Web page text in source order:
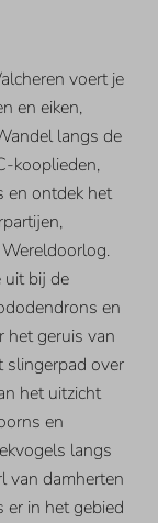
voert je
en eiken,
langs de
kooplieden,
en ontdek het
uit bij de
en
het geruis van
slingerpad over
het uitzicht
en
langs
van damherten
er in het gebied